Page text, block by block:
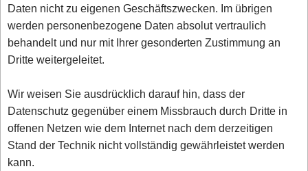
Daten nicht zu eigenen Geschäftszwecken. Im übrigen
werden personenbezogene Daten absolut vertraulich
behandelt und nur mit Ihrer gesonderten Zustimmung an
Dritte weitergeleitet.
Wir weisen Sie ausdrücklich darauf hin, dass der
Datenschutz gegenüber einem Missbrauch durch Dritte in
offenen Netzen wie dem Internet nach dem derzeitigen
Stand der Technik nicht vollständig gewährleistet werden
kann.